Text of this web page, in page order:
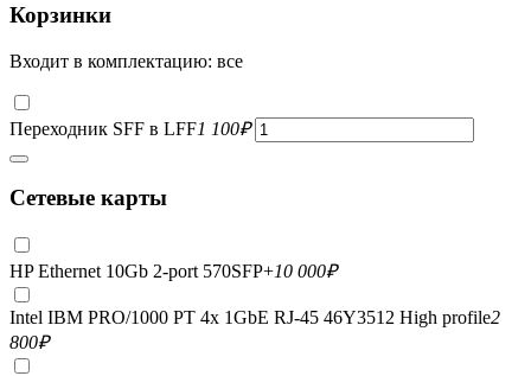
Корзинки
Входит в комплектацию: все
Переходник SFF в LFF1 100₽
Сетевые карты
HP Ethernet 10Gb 2-port 570SFP+10 000₽
Intel IBM PRO/1000 PT 4x 1GbE RJ-45 46Y3512 High profile2
800₽